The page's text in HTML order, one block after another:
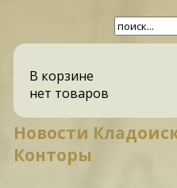
В корзине
нет товаров
Новости
Конторы